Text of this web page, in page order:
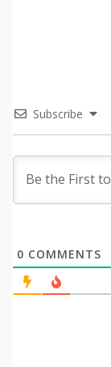
Subscribe
0 COMMENTS